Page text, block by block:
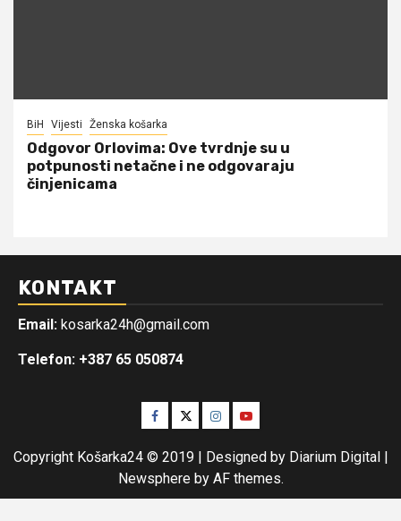
BiH Vijesti Ženska košarka
Odgovor Orlovima: ​Ove tvrdnje su u
potpunosti netačne i ne odgovaraju
činjenicama
KONTAKT
Email: kosarka24h@gmail.com
Telefon: +387 65 050874
Facebook
TwitterInstagram
Youtube
Copyright Košarka24 © 2019 | Designed by Diarium Digital |
Newsphereby AF themes.